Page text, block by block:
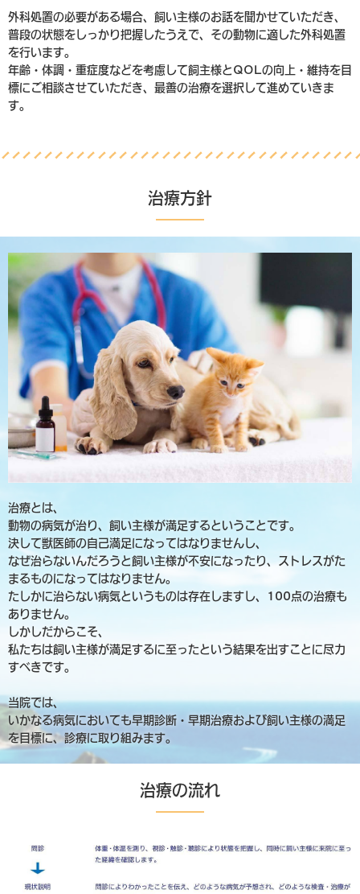
外科処置の必要がある場合、飼い主様のお話を聞かせていただき、
普段の状態をしっかり把握したうえで、その動物に適した外科処置
を行います。
年齢・体調・重症度などを考慮して飼主様とQOLの向上・維持を目
標にご相談させていただき、最善の治療を選択して進めていきま
す。
治療方針
治療とは、
動物の病気が治り、飼い主様が満足するということです。
決して獣医師の自己満足になってはなりませんし、
なぜ治らないんだろうと飼い主様が不安になったり、ストレスがた
まるものになってはなりません。
たしかに治らない病気というものは存在しますし、100点の治療も
ありません。
しかしだからこそ、
私たちは飼い主様が満足するに至ったという結果を出すことに尽力
すべきです。
当院では、
いかなる病気においても早期診断・早期治療および飼い主様の満足
を目標に、診療に取り組みます。
治療の流れ